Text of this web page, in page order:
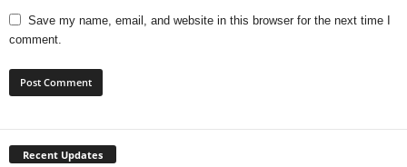
Save my name, email, and website in this browser for the next time I
comment.
Recent Updates